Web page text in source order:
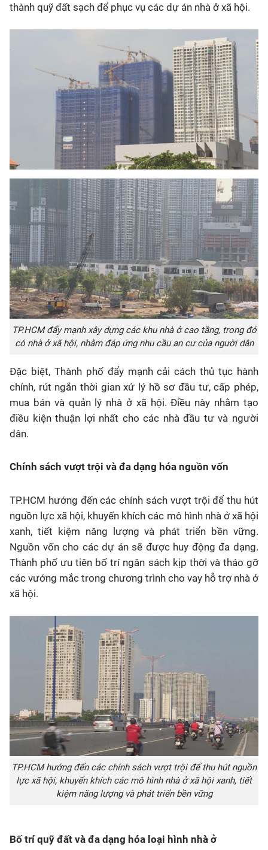
thành quỹ đất sạch để phục vụ các dự án nhà ở xã hội.
TP.HCM đẩy mạnh xây dựng các khu nhà ở cao tầng, trong đó
có nhà ở xã hội, nhằm đáp ứng nhu cầu an cư của người dân
Đặc biệt, Thành phố đẩy mạnh cải cách thủ tục hành
chính, rút ngắn thời gian xử lý hồ sơ đầu tư, cấp phép,
mua bán và quản lý nhà ở xã hội. Điều này nhằm tạo
điều kiện thuận lợi nhất cho các nhà đầu tư và người
dân.
Chính sách vượt trội và đa dạng hóa nguồn vốn
TP.HCM hướng đến các chính sách vượt trội để thu hút
nguồn lực xã hội, khuyến khích các mô hình nhà ở xã hội
xanh, tiết kiệm năng lượng và phát triển bền vững.
Nguồn vốn cho các dự án sẽ được huy động đa dạng.
Thành phố ưu tiên bố trí ngân sách kịp thời và tháo gỡ
các vướng mắc trong chương trình cho vay hỗ trợ nhà ở
xã hội.
TP.HCM hướng đến các chính sách vượt trội để thu hút nguồn
lực xã hội, khuyến khích các mô hình nhà ở xã hội xanh, tiết
kiệm năng lượng và phát triển bền vững
Bố trí quỹ đất và đa dạng hóa loại hình nhà ở